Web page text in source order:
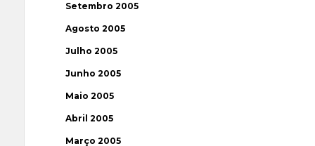
Setembro 2005
Agosto 2005
Julho 2005
Junho 2005
Maio 2005
Abril 2005
Março 2005